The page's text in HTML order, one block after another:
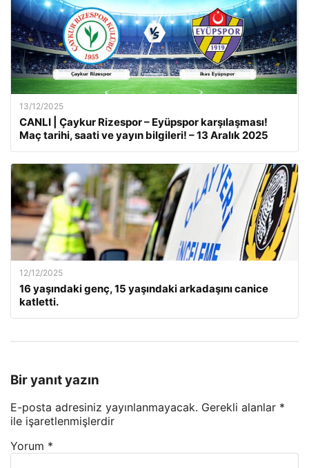
13/12/2025
CANLI | Çaykur Rizespor – Eyüpspor karşılaşması!
Maç tarihi, saati ve yayın bilgileri! – 13 Aralık 2025
12/12/2025
16 yaşındaki genç, 15 yaşındaki arkadaşını canice
katletti.
Bir yanıt yazın
E-posta adresiniz yayınlanmayacak. Gerekli alanlar *
ile işaretlenmişlerdir
Yorum *